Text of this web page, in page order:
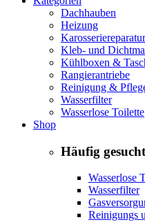
Dachhauben
Heizung
Karosseriereparatur
Kleb- und
Kühlboxen &
Rangierantriebe
Reinigung &
Wasserfilter
Wasserlose Toilette
Shop
Häufig
Wasserlose
Wasserfilter
Reinigungs